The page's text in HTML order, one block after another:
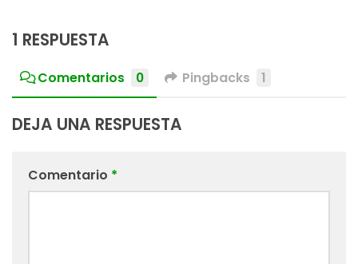
1 RESPUESTA
Comentarios 0 Pingbacks 1
DEJA UNA RESPUESTA
Comentario *